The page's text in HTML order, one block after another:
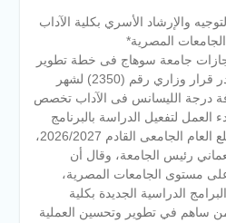
والإرشاد الأسري بكلية الآداب
المصرية*
جامعة سوهاج فى خطة تطوير
المنظومة التعليمية، حيث صدر قرار وزاري رقم (2350) لشهر
بشأن إضافة درجة الليسانس فى الآداب تخصص
العمل لتفعيل الدراسة بالبرنامج
بنظام الساعات المعتمدة مطلع العام الجامعى القادم 2026/2027،
رئيس الجامعة، وقال أن
مستوى الجامعات المصرية،
الدراسية الجديدة بكلية
ساهم في تطوير وتحسين العملية